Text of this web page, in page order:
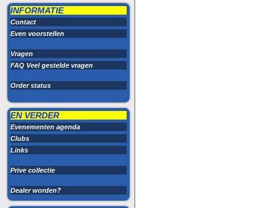
INFORMATIE
Contact
Even voorstellen
Vragen
FAQ Veel gestelde vragen
Order status
EN VERDER
Evenementen agenda
Clubs
Links
Prive collectie
Dealer worden?